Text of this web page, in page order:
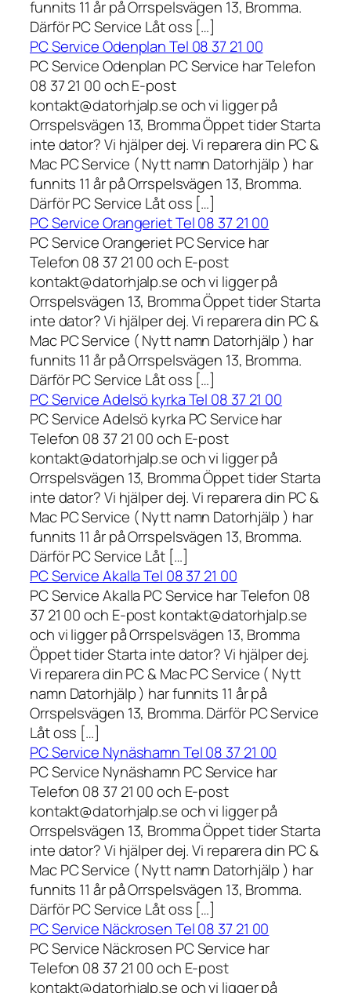
funnits 11 år på Orrspelsvägen 13, Bromma.
Därför PC Service Låt oss […]
PC Service Odenplan Tel 08 37 21 00
PC Service Odenplan PC Service har Telefon
08 37 21 00 och E-post
kontakt@datorhjalp.se och vi ligger på
Orrspelsvägen 13, Bromma Öppet tider Starta
inte dator? Vi hjälper dej. Vi reparera din PC &
Mac PC Service ( Nytt namn Datorhjälp ) har
funnits 11 år på Orrspelsvägen 13, Bromma.
Därför PC Service Låt oss […]
PC Service Orangeriet Tel 08 37 21 00
PC Service Orangeriet PC Service har
Telefon 08 37 21 00 och E-post
kontakt@datorhjalp.se och vi ligger på
Orrspelsvägen 13, Bromma Öppet tider Starta
inte dator? Vi hjälper dej. Vi reparera din PC &
Mac PC Service ( Nytt namn Datorhjälp ) har
funnits 11 år på Orrspelsvägen 13, Bromma.
Därför PC Service Låt oss […]
PC Service Adelsö kyrka Tel 08 37 21 00
PC Service Adelsö kyrka PC Service har
Telefon 08 37 21 00 och E-post
kontakt@datorhjalp.se och vi ligger på
Orrspelsvägen 13, Bromma Öppet tider Starta
inte dator? Vi hjälper dej. Vi reparera din PC &
Mac PC Service ( Nytt namn Datorhjälp ) har
funnits 11 år på Orrspelsvägen 13, Bromma.
Därför PC Service Låt […]
PC Service Akalla Tel 08 37 21 00
PC Service Akalla PC Service har Telefon 08
37 21 00 och E-post kontakt@datorhjalp.se
och vi ligger på Orrspelsvägen 13, Bromma
Öppet tider Starta inte dator? Vi hjälper dej.
Vi reparera din PC & Mac PC Service ( Nytt
namn Datorhjälp ) har funnits 11 år på
Orrspelsvägen 13, Bromma. Därför PC Service
Låt oss […]
PC Service Nynäshamn Tel 08 37 21 00
PC Service Nynäshamn PC Service har
Telefon 08 37 21 00 och E-post
kontakt@datorhjalp.se och vi ligger på
Orrspelsvägen 13, Bromma Öppet tider Starta
inte dator? Vi hjälper dej. Vi reparera din PC &
Mac PC Service ( Nytt namn Datorhjälp ) har
funnits 11 år på Orrspelsvägen 13, Bromma.
Därför PC Service Låt oss […]
PC Service Näckrosen Tel 08 37 21 00
PC Service Näckrosen PC Service har
Telefon 08 37 21 00 och E-post
kontakt@datorhjalp.se och vi ligger på